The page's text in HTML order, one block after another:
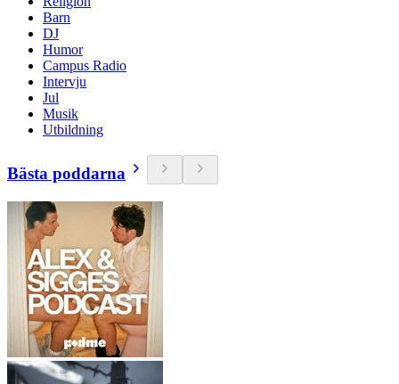
Barn
DJ
Humor
Campus Radio
Intervju
Jul
Musik
Utbildning
Bästa poddarna